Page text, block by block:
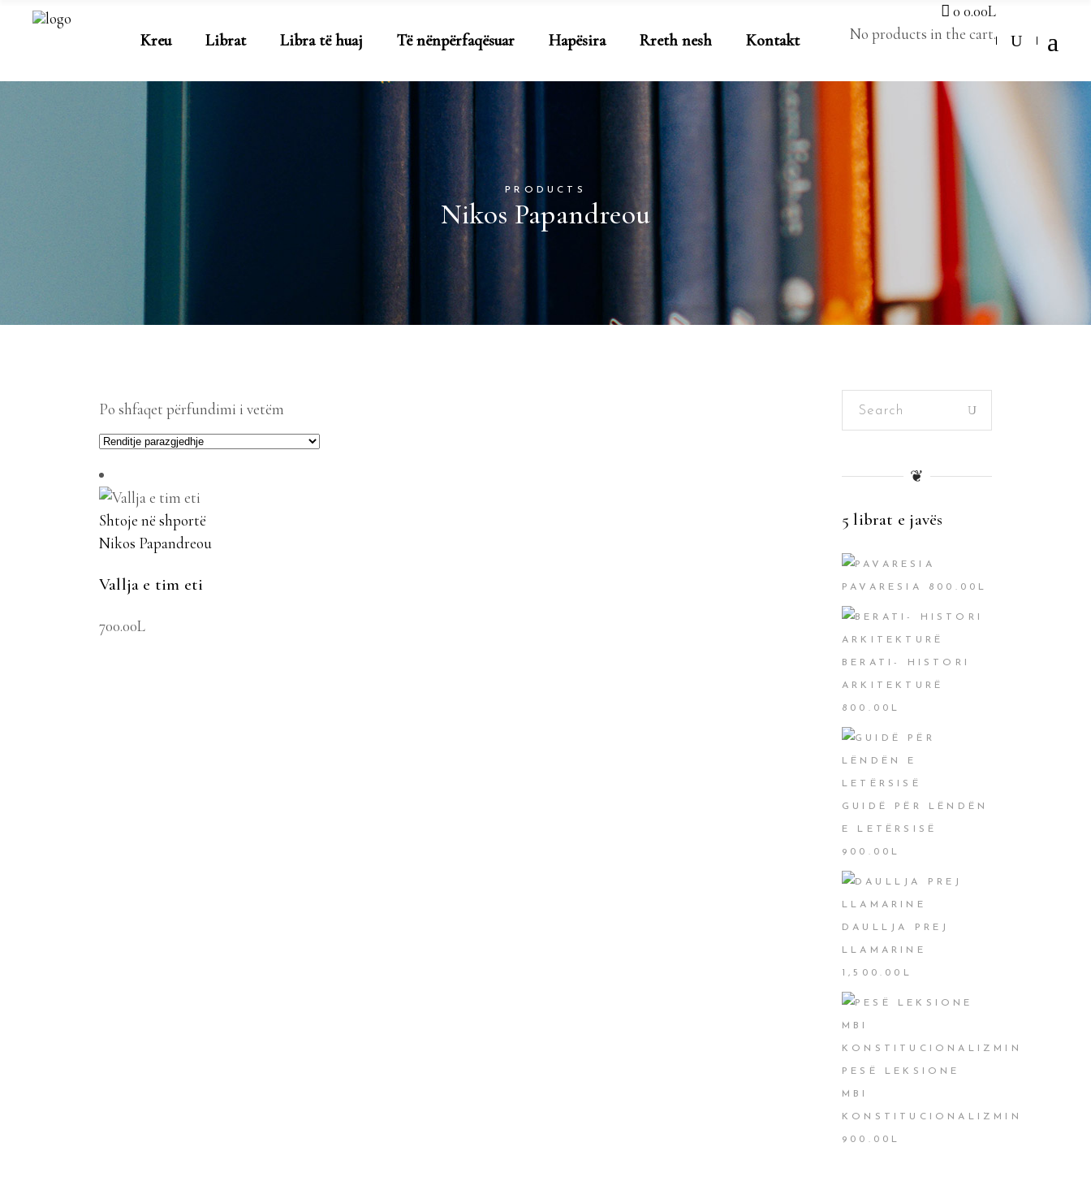
Kreu Librat Libra të huaj Të nënpërfaqësuar Hapësira Rreth nesh Kontakt
0 0.00L
No products in the cart.
PRODUCTS
Nikos Papandreou
Po shfaqet përfundimi i vetëm
Shtoje në shportë
Nikos Papandreou
Vallja e tim eti
700.00L
Search
❦
5 librat e javës
PAVARESIA 800.00 L
BERATI- HISTORI
ARKITEKTURË
800.00 L
GUIDË PËR LËNDËN
E LETËRSISË
900.00 L
DAULLJA PREJ
LLAMARINE
1,500.00 L
PESË LEKSIONE
MBI
KONSTITUCIONALIZMIN
900.00 L